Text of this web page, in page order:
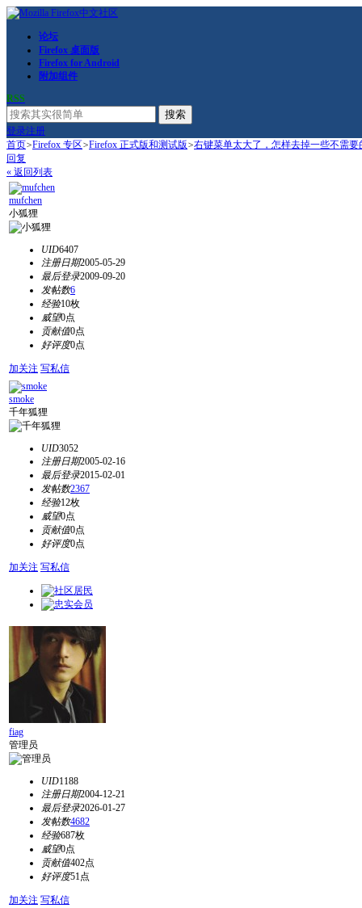
论坛
Firefox 桌面版
Firefox for Android
附加组件
RSS
搜索
登录注册
首页>Firefox 专区>Firefox 正式版和测试版>右键菜单太大了，怎样去掉一些不需要
回复
« 返回列表
mufchen
小狐狸
UID6407
注册日期2005-05-29
最后登录2009-09-20
发帖数6
经验10枚
威望0点
贡献值0点
好评度0点
加关注 写私信
smoke
千年狐狸
UID3052
注册日期2005-02-16
最后登录2015-02-01
发帖数2367
经验12枚
威望0点
贡献值0点
好评度0点
加关注 写私信
fiag
管理员
UID1188
注册日期2004-12-21
最后登录2026-01-27
发帖数4682
经验687枚
威望0点
贡献值402点
好评度51点
加关注 写私信